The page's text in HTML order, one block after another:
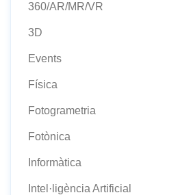
360/AR/MR/VR
3D
Events
Física
Fotogrametria
Fotònica
Informàtica
Intel·ligència Artificial